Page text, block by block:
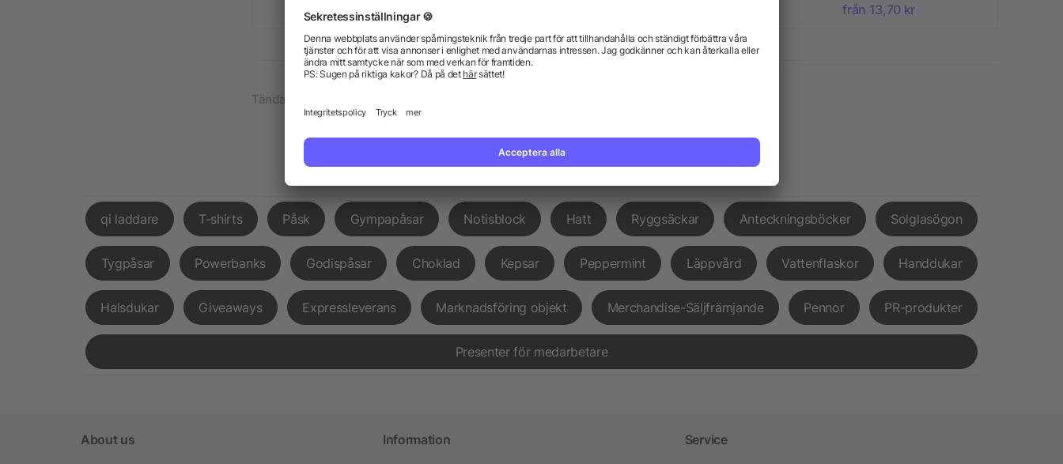
från 9,49 kr
från 13,70 kr
Tändare från märket BiCmed tryck på allbranded.se
Populär hos allbranded
qi laddare T-shirts Påsk Gympapåsar Notisblock Hatt Ryggsäckar Anteckningsböcker Solglasögon
Tygpåsar Powerbanks Godispåsar Choklad Kepsar Peppermint Läppvård Vattenflaskor Handdukar
Halsdukar Giveaways Expressleverans Marknadsföring objekt Merchandise-Säljfrämjande Pennor PR-produkter
Presenter för medarbetare
About us Information Service